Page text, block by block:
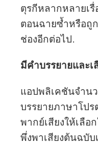
ตุรกีหลากหลายเรื่
ตอนฉายซ้ำหรือถู
ช่องอีกต่อไป.
มีคำบรรยายและเ
แอปพลิเคชันจำน
บรรยายภาษาโปร
พากย์เสียงให้เลือ
พึ่งพาเสียงต้นฉบับ